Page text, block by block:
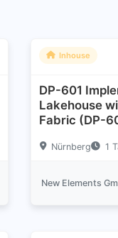
Inhouse
DP-601
Lakehouse
Fabric (DP-
Nürnberg 1